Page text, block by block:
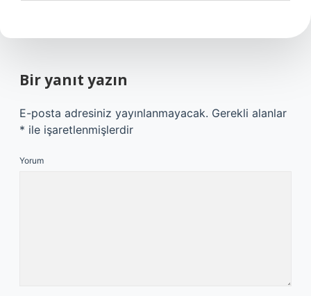
Bir yanıt yazın
E-posta adresiniz yayınlanmayacak. Gerekli alanlar
* ile işaretlenmişlerdir
Yorum